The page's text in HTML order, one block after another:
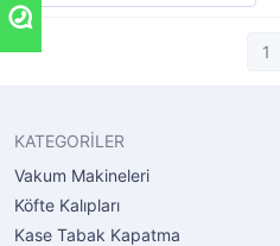
1
KATEGORİLER
Vakum Makineleri
Köfte Kalıpları
Kase Tabak Kapatma